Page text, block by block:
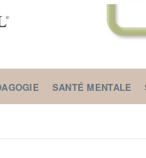
SANTÉ MENTALE